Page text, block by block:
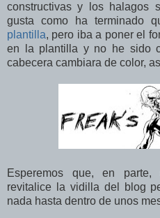
constructivas y los halagos
gusta como ha terminado
plantilla, pero iba a poner el
en la plantilla y no he sido
cabecera cambiara de color,
Esperemos que, en
revitalice la vidilla del blog
nada hasta dentro de unos